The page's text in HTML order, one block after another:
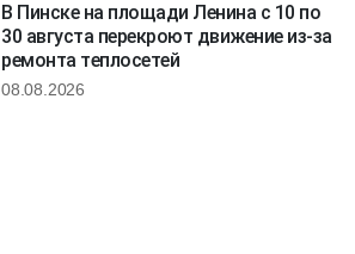
В Пинске на площади Ленина с 10 по
30 августа перекроют движение из-за
ремонта теплосетей
08.08.2026